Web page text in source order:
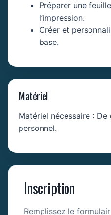
Préparer une
l’impression.
Créer et
base.
Matériel
Matériel nécessaire :
personnel.
Inscription
Remplissez le